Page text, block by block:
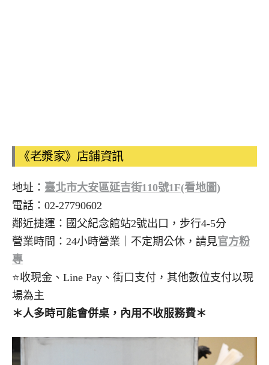
《老漿家》店鋪資訊
地址： 臺北市大安區延吉街110號1F(看地圖)
電話：02-27790602
鄰近捷運：國父紀念館站2號出口，步行4-5分
營業時間：24小時營業｜不定期公休，請見官方粉
專
⭐收現金、Line Pay、街口支付，其他數位支付以現
場為主
＊人多時可能會併桌，內用不收服務費＊